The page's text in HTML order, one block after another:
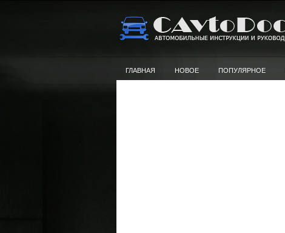
ГЛАВНАЯ НОВОЕ ПОПУЛЯРНОЕ